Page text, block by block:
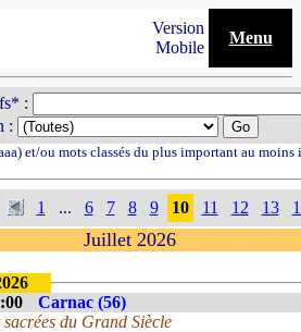
Version
Mobile
Menu
:
:
et/ou mots classés du plus important au moins
1 ... 6 7 8 9 10 11 12 13
Juillet 2026
Carnac (56)
du Grand Siècle